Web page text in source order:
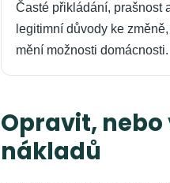
Časté přikládání, prašnost
legitimní důvody ke
mění možnosti domácnosti.
Opravit,
nákladů